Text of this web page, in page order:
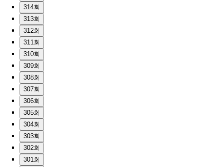
314회
313회
312회
311회
310회
309회
308회
307회
306회
305회
304회
303회
302회
301회